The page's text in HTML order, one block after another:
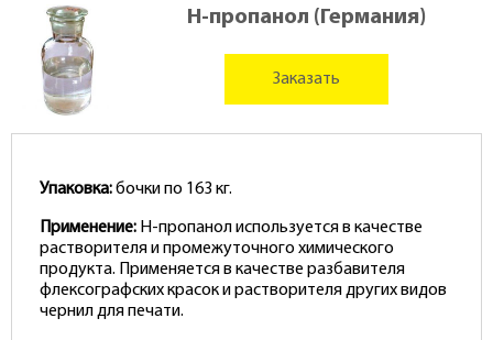
Н-пропанол (Германия)
Заказать
Упаковка:бочки по 163 кг.
Применение: Н-пропанол используется в качестве
растворителя и промежуточного химического
продукта. Применяется в качестве разбавителя
флексографских красок и растворителя других видов
чернил для печати.